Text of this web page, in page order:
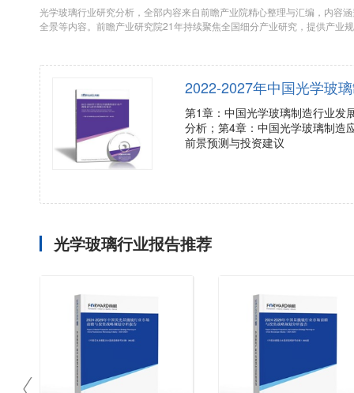
光学玻璃行业研究分析，全部内容来自前瞻产业院精心整理与汇编，内容
全景等内容。前瞻产业研究院21年持续聚焦全国细分产业研究，提供产业
2022-2027年中国光学玻
第1章：中国光学玻璃制造行业发
分析；第4章：中国光学玻璃制造
前景预测与投资建议
光学玻璃行业报告推荐